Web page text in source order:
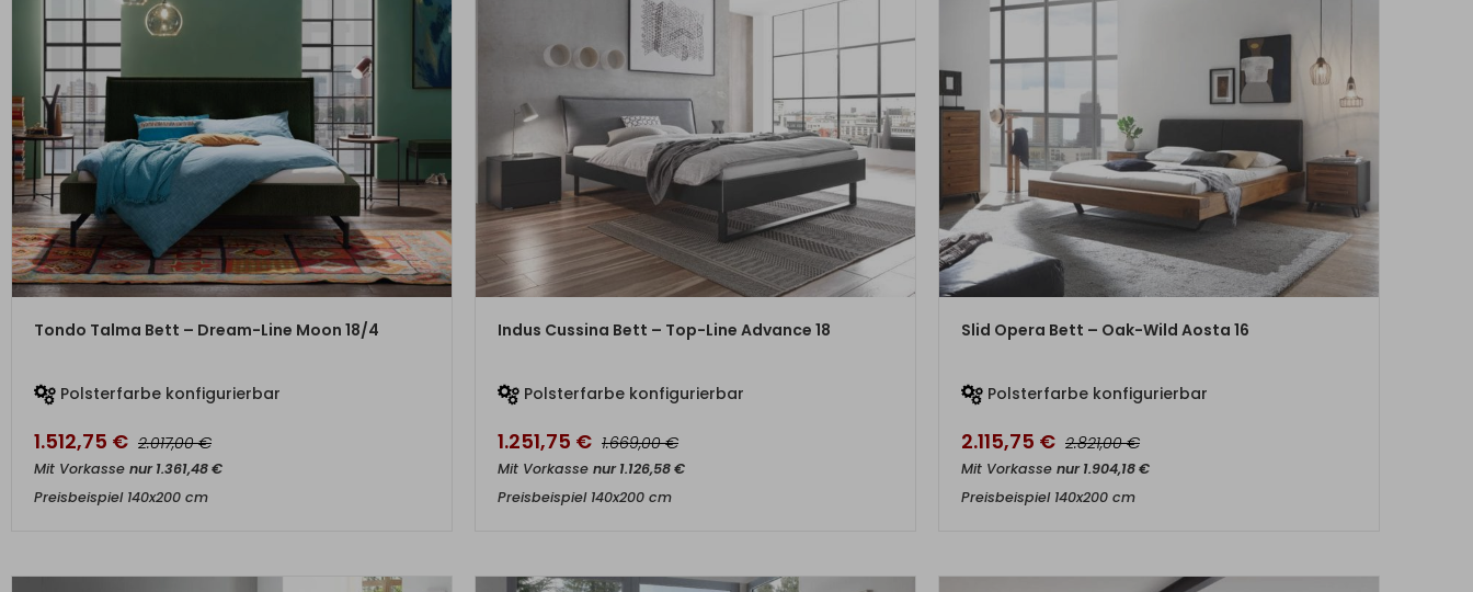
ZUM PRODUKT
Tondo Talma Bett – Dream-Line Moon 18/4
Polsterfarbe konfigurierbar
1.512,75 € 2.017,00€
Mit Vorkasse nur1.361,48€
Preisbeispiel 140x200 cm
ZUM PRODUKT
Indus Cussina Bett – Top-Line Advance 18
Polsterfarbe konfigurierbar
1.251,75 € 1.669,00€
Mit Vorkasse nur1.126,58€
Preisbeispiel 140x200 cm
ZUM PRODUKT
Slid Opera Bett – Oak-Wild Aosta 16
Polsterfarbe konfigurierbar
2.115,75 € 2.821,00€
Mit Vorkasse nur1.904,18€
Preisbeispiel 140x200 cm